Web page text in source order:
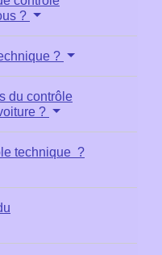
?
?
du contrôle
?
technique ?